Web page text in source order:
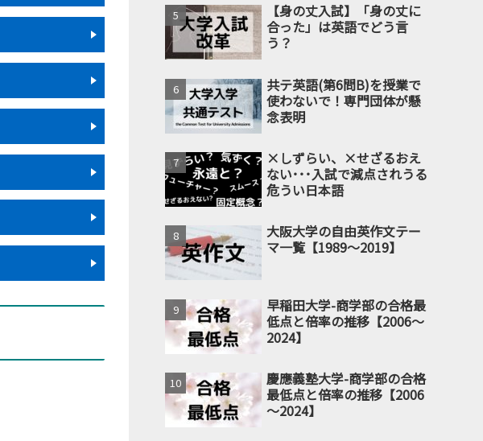
【身の丈入試】「身の丈に
合った」は英語でどう言
う？
共テ英語(第6問B)を授業で
使わないで！専門団体が懸
念表明
×しずらい、×せざるおえ
ない･･･入試で減点されうる
危うい日本語
大阪大学の自由英作文テー
マ一覧【1989～2019】
早稲田大学-商学部の合格最
低点と倍率の推移【2006～
2024】
慶應義塾大学-商学部の合格
最低点と倍率の推移【2006
～2024】